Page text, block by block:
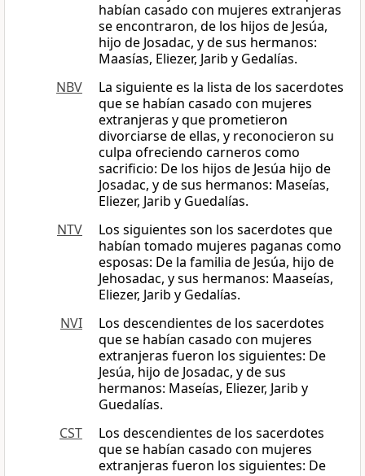
habían casado con mujeres extranjeras
se encontraron, de los hijos de Jesúa,
hijo de Josadac, y de sus hermanos:
Maasías, Eliezer, Jarib y Gedalías.
NBV
La siguiente es la lista de los sacerdotes
que se habían casado con mujeres
extranjeras y que prometieron
divorciarse de ellas, y reconocieron su
culpa ofreciendo carneros como
sacrificio: De los hijos de Jesúa hijo de
Josadac, y de sus hermanos: Maseías,
Eliezer, Jarib y Guedalías.
NTV
Los siguientes son los sacerdotes que
habían tomado mujeres paganas como
esposas: De la familia de Jesúa, hijo de
Jehosadac, y sus hermanos: Maaseías,
Eliezer, Jarib y Gedalías.
NVI
Los descendientes de los sacerdotes
que se habían casado con mujeres
extranjeras fueron los siguientes: De
Jesúa, hijo de Josadac, y de sus
hermanos: Maseías, Eliezer, Jarib y
Guedalías.
CST
Los descendientes de los sacerdotes
que se habían casado con mujeres
extranjeras fueron los siguientes: De